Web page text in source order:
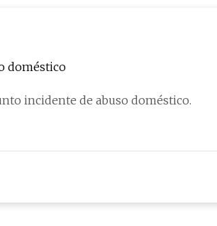
doméstico
incidente de abuso doméstico.